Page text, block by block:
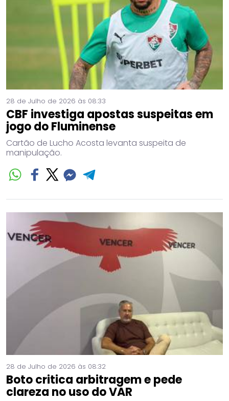
28 de Julho de 2026 às 08:33
CBF investiga apostas suspeitas em
jogo do Fluminense
Cartão de Lucho Acosta levanta suspeita de
manipulação.
28 de Julho de 2026 às 08:32
Boto critica arbitragem e pede
clareza no uso do VAR